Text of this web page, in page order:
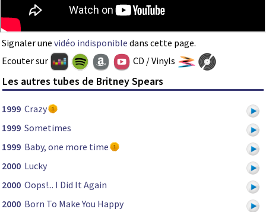
Signaler une vidéo indisponible dans cette page.
Ecouter sur
CD / Vinyls
Les autres tubes de Britney Spears
1999 Crazy
1999 Sometimes
1999 Baby, one more time
2000 Lucky
2000 Oops!... I Did It Again
2000 Born To Make You Happy